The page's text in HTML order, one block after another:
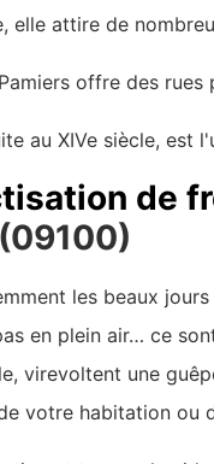
elle attire de
offre des
au XIVe siècle, est
de
les beaux
en plein air… ce
virevoltent une
votre habitation ou